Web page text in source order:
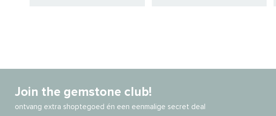
Join the gemstone club!
ontvang extra shoptegoed én een eenmalige secret deal